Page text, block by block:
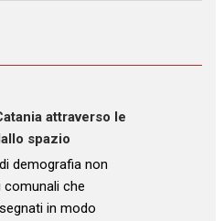
attraverso le
spazio
demografia non
comunali che
in modo